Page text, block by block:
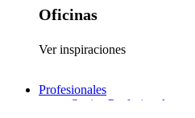
Oficinas
Ver inspiraciones
Profesionales
Socios Profesionales